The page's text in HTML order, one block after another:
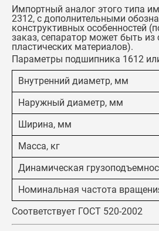
Импортный аналог этого типа
2312, с дополнительными
конструктивных особенностей
заказ, сепаратор может быть из
пластических материалов).
Параметры подшипника 1612
Внутренний диаметр, мм
Наружный диаметр, мм
Ширина, мм
Масса, кг
Динамическая
Номинальная частота
Соответствует ГОСТ 520-2002